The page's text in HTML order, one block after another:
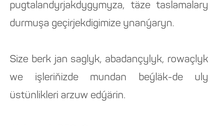
pugtalandyrjakdygymyza, täze taslamalary
durmuşa geçirjekdigimize ynanýaryn.
Size berk jan saglyk, abadançylyk, rowaçlyk
we işleriňizde mundan beýläk-de uly
üstünlikleri arzuw edýärin.